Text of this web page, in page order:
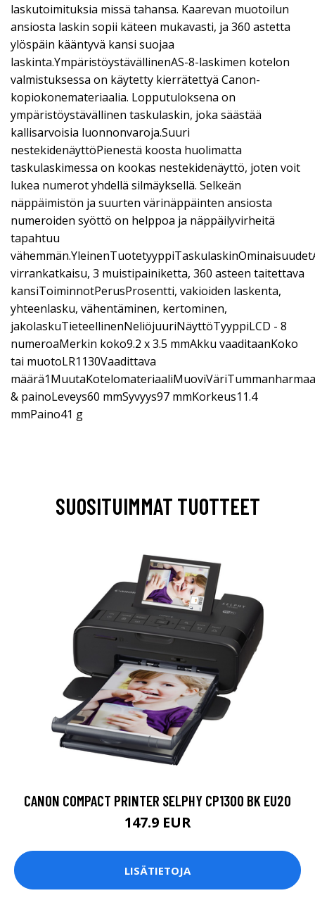
laskutoimituksia missä tahansa. Kaarevan muotoilun
ansiosta laskin sopii käteen mukavasti, ja 360 astetta
ylöspäin kääntyvä kansi suojaa
laskinta.YmpäristöystävällinenAS-8-laskimen kotelon
valmistuksessa on käytetty kierrätettyä Canon-
kopiokonemateriaalia. Lopputuloksena on
ympäristöystävällinen taskulaskin, joka säästää
kallisarvoisia luonnonvaroja.Suuri
nestekidenäyttöPienestä koosta huolimatta
taskulaskimessa on kookas nestekidenäyttö, joten voit
lukea numerot yhdellä silmäyksellä. Selkeän
näppäimistön ja suurten värinäppäinten ansiosta
numeroiden syöttö on helppoa ja näppäilyvirheitä
tapahtuu
virrankatkaisu, 3 muistipainiketta, 360 asteen taitettava
kansiToiminnotPerusProsentti, vakioiden laskenta,
yhteenlasku, vähentäminen, kertominen,
jakolaskuTieteellinenNeliöjuuriNäyttöTyyppiLCD - 8
numeroaMerkin koko9.2 x 3.5 mmAkku vaaditaanKoko
tai muotoLR1130Vaadittava
& painoLeveys60 mmSyvyys97 mmKorkeus11.4
mmPaino41 g
SUOSITUIMMAT TUOTTEET
CANON COMPACT PRINTER SELPHY CP1300 BK EU20
147.9 EUR
LISÄTIETOJA